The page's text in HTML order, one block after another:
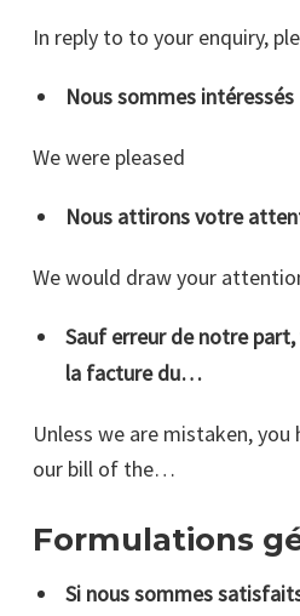
In reply to to your enquiry,
Nous sommes intéressés
We were pleased
Nous attirons votre
We would draw your
Sauf erreur de notre part,
la facture du…
Unless we are mistaken,
our bill of the…
Formulations
Si nous sommes